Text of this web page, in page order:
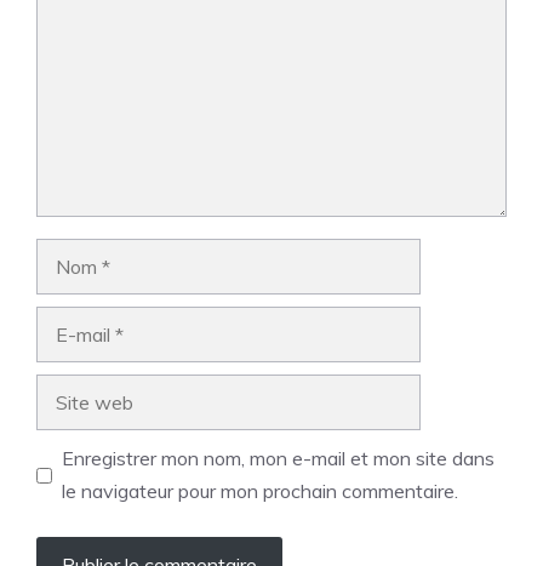
Enregistrer mon nom, mon e-mail et mon site dans
le navigateur pour mon prochain commentaire.